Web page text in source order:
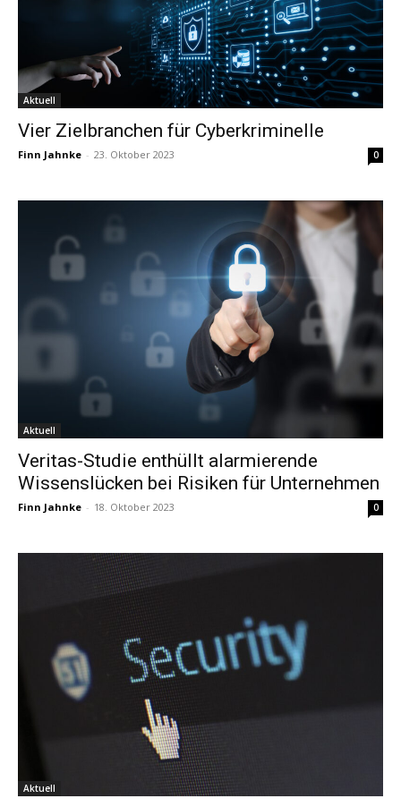
Aktuell
Vier Zielbranchen für Cyberkriminelle
Finn Jahnke - 23. Oktober 2023 0
Aktuell
Veritas-Studie enthüllt alarmierende
Wissenslücken bei Risiken für Unternehmen
Finn Jahnke - 18. Oktober 2023 0
Aktuell